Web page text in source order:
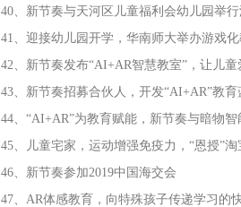
40、新节奏与天河区儿童福利会幼儿园举
41、迎接幼儿园开学，华南师大举办游戏
42、新节奏发布“AI+AR智慧教室”，让儿
43、新节奏招募合伙人，开发“AI+AR”教
44、“AI+AR”为教育赋能，新节奏与暗物
45、儿童宅家，运动增强免疫力，“恩授”
46、新节奏参加2019中国海交会
47、AR体感教育，向特殊孩子传递学习的